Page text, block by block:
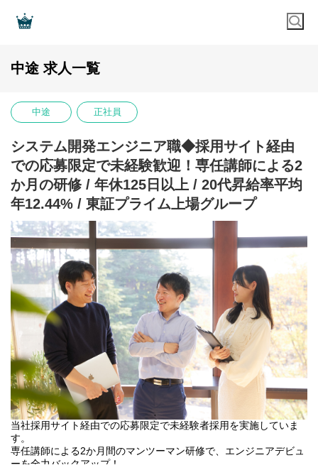
中途 求人一覧
中途 正社員
システム開発エンジニア職◆採用サイト経由
での応募限定で未経験歓迎！専任講師による2
か月の研修 / 年休125日以上 / 20代昇給率平均
年12.44% / 東証プライム上場グループ
当社採用サイト経由での応募限定で未経験者採用を実施していま
す。
専任講師による2か月間のマンツーマン研修で、エンジニアデビュ
ーを全力バックアップ！